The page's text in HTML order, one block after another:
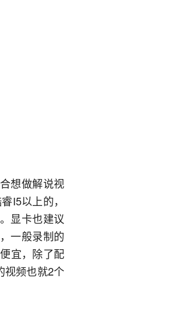
想做解说视
I5以上的，
显卡也建议
一般录制的
宜，除了配
视频也就2个